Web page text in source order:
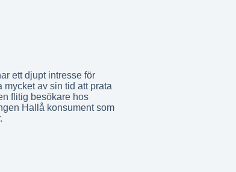
ett djupt intresse för
av sin tid att prata
flitig besökare hos
Hallå konsument som